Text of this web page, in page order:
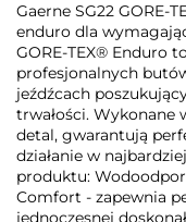
Gaerne SG22 GORE-
enduro dla
GORE-TEX® Enduro
profesjonalnych
jeźdźcach
trwałości. Wykonane
detal, gwarantują
działanie w
produktu:
Comfort - zapewnia
jednoczesnej